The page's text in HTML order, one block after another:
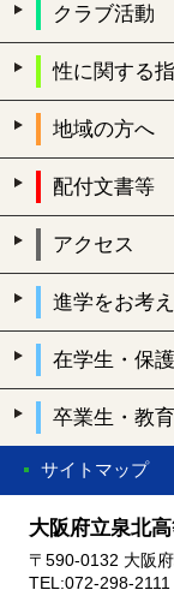
クラブ活動
性に関する
地域の方へ
配付文書等
アクセス
進学をお考
在学生・保
卒業生・教
サイトマップ
大阪府立泉北
〒590-0132 大阪
TEL:072-298-